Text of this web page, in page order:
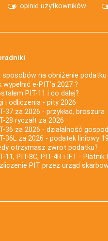
opinie użytkowników
sposobów na obniżenie podatku
wypełnić e-PIT'a 2027 ?
PIT-11 i co dalej?
i odliczenia - pity 2026
37 za 2026 - przykład, broszura
28 ryczałt za 2026
36 za 2026 - działalność
36L za 2026 - podatek liniowy
otrzymasz zwrot podatku?
11, PIT-8C, PIT-4R i IFT - Płatnik
PIT przez urząd